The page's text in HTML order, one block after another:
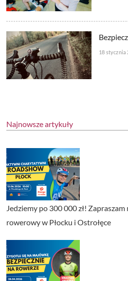
18 stycznia
Najnowsze artykuły
Jedziemy po 300 000 zł!
rowerowy w Płocku i Ostrołęce